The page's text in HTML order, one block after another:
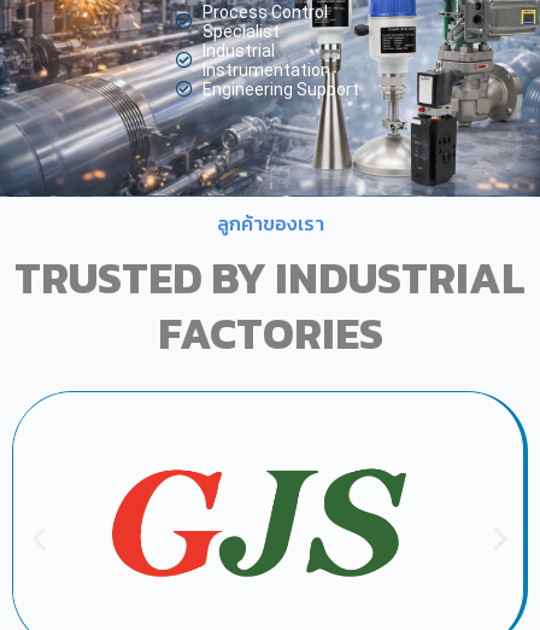
Process Control
Specialist
Industrial
Instrumentation
Engineering Support
ลูกค้าของเรา
TRUSTED BY INDUSTRIAL
FACTORIES